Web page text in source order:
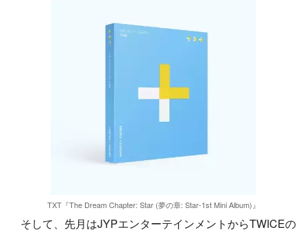
TXT『The Dream Chapter: Star (夢の章: Star-1st Mini Album)』
そして、先月はJYPエンターテインメントからTWICEの